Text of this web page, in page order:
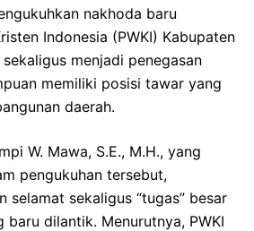
nakhoda baru
Indonesia (PWKI) Kabupaten
menjadi penegasan
memiliki posisi tawar yang
daerah.
W. Mawa, S.E., M.H., yang
pengukuhan tersebut,
selamat sekaligus “tugas” besar
baru dilantik. Menurutnya, PWKI